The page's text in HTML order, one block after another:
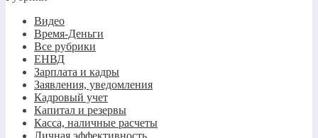
Видео
Время-Деньги
Все рубрики
ЕНВД
Зарплата и кадры
Заявления, уведомления
Кадровый учет
Капитал и резервы
Касса, наличные расчеты
Личная эффективность